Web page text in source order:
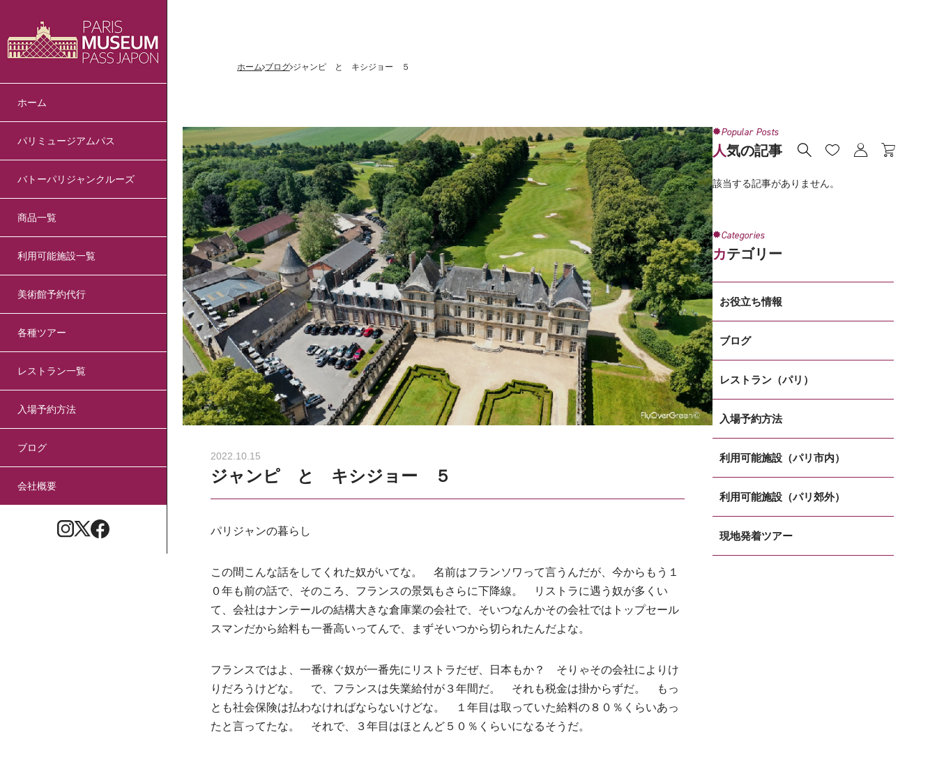
ホーム
パリミュージアムパス
バトーパリジャンクルーズ
商品一覧
利用可能施設一覧
美術館予約代行
各種ツアー
レストラン一覧
入場予約方法
ブログ
会社概要
   
ホーム ブログ ジャンピ と キシジョー ５
2022.10.15
ジャンピ と キシジョー ５
パリジャンの暮らし
この間こんな話をしてくれた奴がいてな。 名前はフランソワって言うんだが、今からもう１
０年も前の話で、そのころ、フランスの景気もさらに下降線。 リストラに遇う奴が多くい
て、会社はナンテールの結構大きな倉庫業の会社で、そいつなんかその会社ではトップセール
スマンだから給料も一番高いってんで、まずそいつから切られたんだよな。
フランスではよ、一番稼ぐ奴が一番先にリストラだぜ、日本もか？ そりゃその会社によりけ
りだろうけどな。 で、フランスは失業給付が３年間だ。 それも税金は掛からずだ。 もっ
とも社会保険は払わなければならないけどな。 １年目は取っていた給料の８０％くらいあっ
たと言ってたな。 それで、３年目はほとんど５０％くらいになるそうだ。
Popular Posts
人気の記事
該当する記事がありません。
Categories
カテゴリー
お役立ち情報
ブログ
レストラン（パリ）
入場予約方法
利用可能施設（パリ市内）
利用可能施設（パリ郊外）
現地発着ツアー